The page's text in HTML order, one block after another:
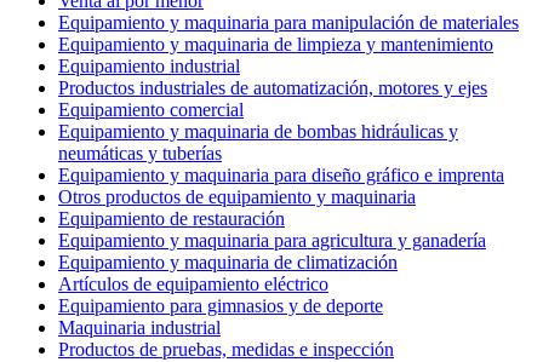
Equipamiento y maquinaria para manipulación de materiales
Equipamiento y maquinaria de limpieza y mantenimiento
Equipamiento industrial
Productos industriales de automatización, motores y ejes
Equipamiento comercial
Equipamiento y maquinaria de bombas hidráulicas y
neumáticas y tuberías
Equipamiento y maquinaria para diseño gráfico e imprenta
Otros productos de equipamiento y maquinaria
Equipamiento de restauración
Equipamiento y maquinaria para agricultura y ganadería
Equipamiento y maquinaria de climatización
Artículos de equipamiento eléctrico
Equipamiento para gimnasios y de deporte
Maquinaria industrial
Productos de pruebas, medidas e inspección